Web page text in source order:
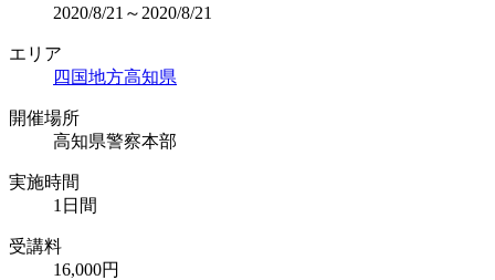
2020/8/21～2020/8/21
エリア
四国地方高知県
開催場所
高知県警察本部
実施時間
1日間
受講料
16,000円